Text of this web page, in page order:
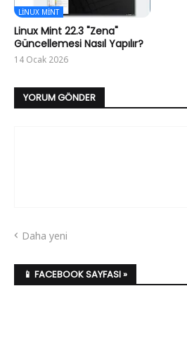
LINUX MINT
Linux Mint 22.3 "Zena"
Güncellemesi Nasıl Yapılır?
14 Ocak 2026
YORUM GÖNDER
Daha yeni
📱 FACEBOOK SAYFASI »